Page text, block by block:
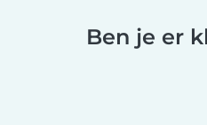
Ben je er